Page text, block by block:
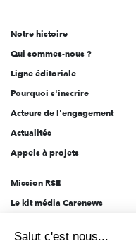
l'engagement
Notre histoire
Qui sommes-nous ?
Ligne éditoriale
Pourquoi s'inscrire
Acteurs de l'engagement
Actualités
Appels à projets
Mission RSE
Le kit média Carenews
AEF info
Salut c'est nous...